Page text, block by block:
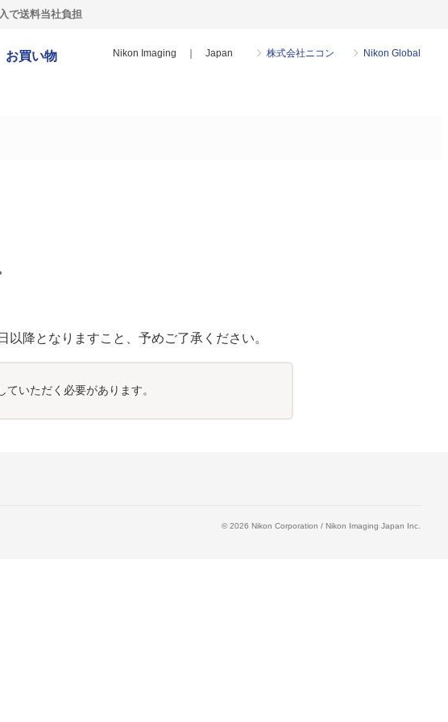
で送料当社負担
お買い物 Nikon Imaging ｜ Japan 株式会社ニコン Nikon Global
降となりますこと、予めご了承ください。
いただく必要があります。
©2026 Nikon Corporation / Nikon Imaging Japan Inc.